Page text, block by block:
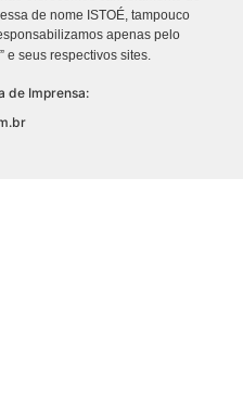
de nome ISTOÉ, tampouco
apenas pelo
” e seus respectivos sites.
de Imprensa: